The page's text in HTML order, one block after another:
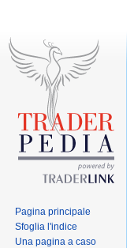
Pagina principale
Sfoglia l'indice
Una pagina a caso